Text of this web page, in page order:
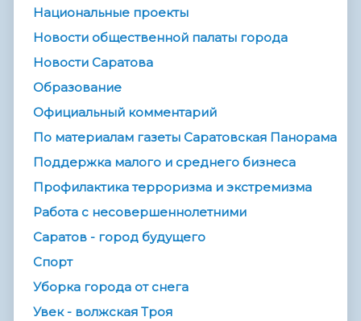
Национальные проекты
Новости общественной палаты города
Новости Саратова
Образование
Официальный комментарий
По материалам газеты Саратовская Панорама
Поддержка малого и среднего бизнеса
Профилактика терроризма и экстремизма
Работа с несовершеннолетними
Саратов - город будущего
Спорт
Уборка города от снега
Увек - волжская Троя